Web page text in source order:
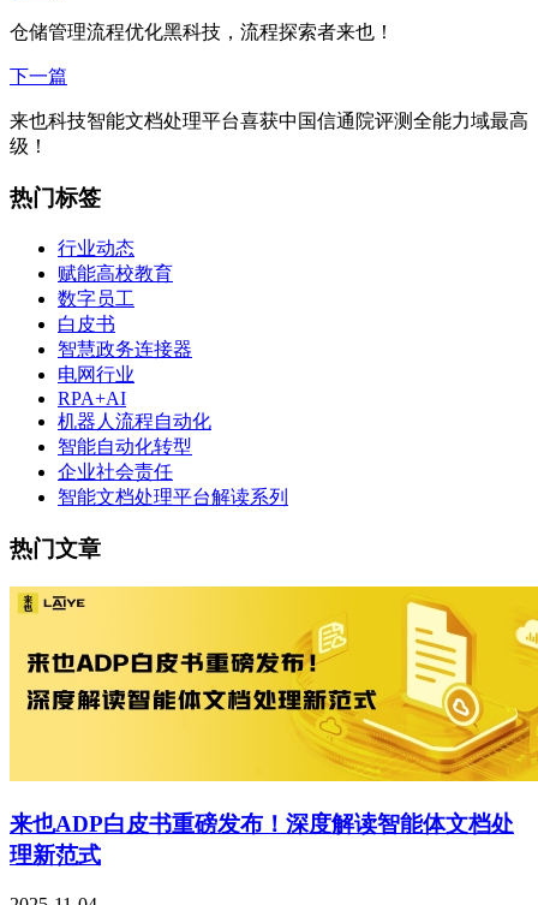
仓储管理流程优化黑科技，流程探索者来也！
下一篇
来也科技智能文档处理平台喜获中国信通院评测全能力域最高
级！
热门标签
行业动态
赋能高校教育
数字员工
白皮书
智慧政务连接器
电网行业
RPA+AI
机器人流程自动化
智能自动化转型
企业社会责任
智能文档处理平台解读系列
热门文章
来也ADP白皮书重磅发布！深度解读智能体文档处
理新范式